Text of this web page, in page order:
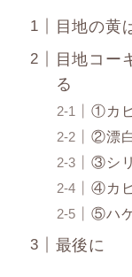
目地の黄
目地コー
る
①カ
②漂
③シ
④カ
⑤ハ
最後に